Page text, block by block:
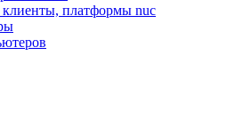
Фены
Щипцы
Электробритвы
платформы nuc